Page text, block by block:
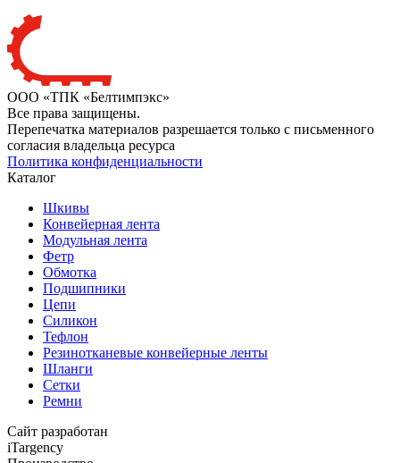
ООО «ТПК «Белтимпэкс»
Все права защищены.
Перепечатка материалов разрешается только с письменного
согласия владельца ресурса
Политика конфиденциальности
Каталог
Шкивы
Конвейерная лента
Модульная лента
Фетр
Обмотка
Подшипники
Цепи
Силикон
Тефлон
Резинотканевые конвейерные ленты
Шланги
Сетки
Ремни
Сайт разработан
iTargency